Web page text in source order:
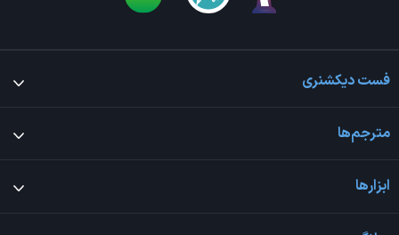
فست دیکشنری
مترجم‌ها
ابزارها